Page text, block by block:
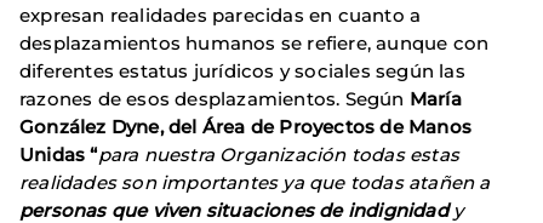
expresan realidades parecidas en cuanto a
desplazamientos humanos se refiere, aunque con
diferentes estatus jurídicos y sociales según las
razones de esos desplazamientos. Según María
González Dyne, del Área de Proyectos de Manos
Unidas “para nuestra Organización todas estas
realidades son importantes ya que todas atañen a
personas que viven situaciones de indignidady